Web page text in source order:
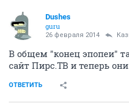
Dushes
guru
26 февраля 2014
В общем "конец эпопеи"
сайт Пирс.ТВ и теперь
ОТВЕТИТЬ